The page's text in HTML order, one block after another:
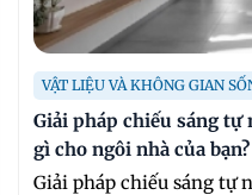
VẬT LIỆU VÀ KHÔNG GIAN
Giải pháp chiếu sáng
gì cho ngôi nhà của bạn?
Giải pháp chiếu sáng tự